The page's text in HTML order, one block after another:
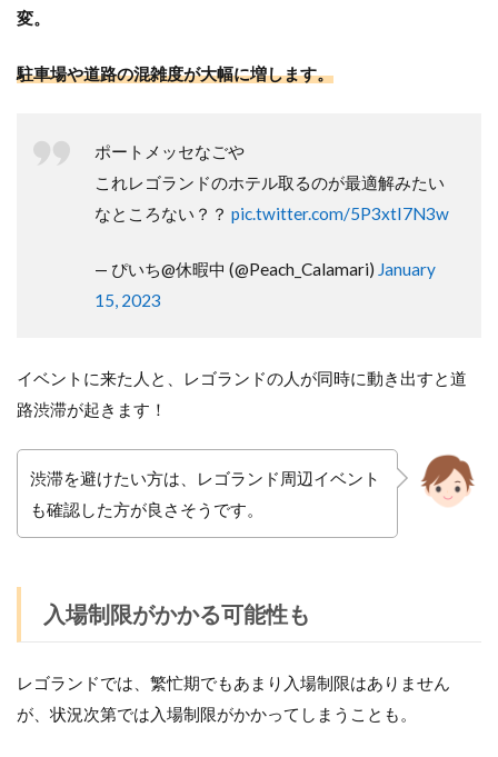
変。
駐車場や道路の混雑度が大幅に増します。
ポートメッセなごや
これレゴランドのホテル取るのが最適解みたい
なところない？？ pic.twitter.com/5P3xtI7N3w
— ぴいち@休暇中 (@Peach_Calamari) January
15, 2023
イベントに来た人と、レゴランドの人が同時に動き出すと道
路渋滞が起きます！
渋滞を避けたい方は、レゴランド周辺イベント
も確認した方が良さそうです。
入場制限がかかる可能性も
レゴランドでは、繁忙期でもあまり入場制限はありません
が、 状況次第では 入場制限がかかってしまうことも。